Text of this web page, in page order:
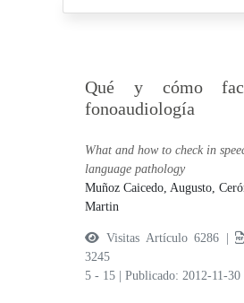
Qué y cómo
fonoaudiología
What and how to check in
language pathology
Muñoz Caicedo, Augusto,
Martin
Visitas Artículo 6286 |
3245
5 - 15
|Publicado: 2012-11-30